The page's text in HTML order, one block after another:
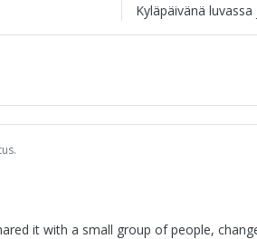
Kyläpäivänä
it with a small group of people,